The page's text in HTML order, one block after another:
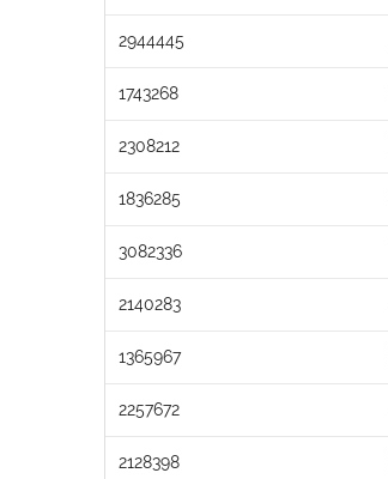
2944445
1743268
2308212
1836285
3082336
2140283
1365967
2257672
2128398